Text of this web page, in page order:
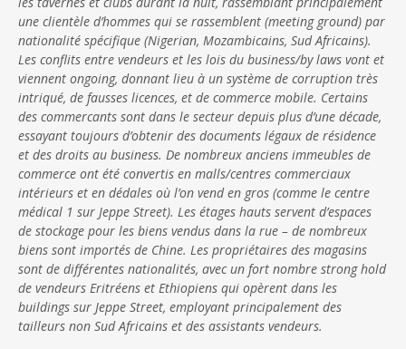
une clientèle d’hommes qui se rassemblent (meeting ground) par
nationalité spécifique (Nigerian, Mozambicains, Sud Africains).
Les conflits entre vendeurs et les lois du business/by laws vont et
viennent ongoing, donnant lieu à un système de corruption très
intriqué, de fausses licences, et de commerce mobile. Certains
des commercants sont dans le secteur depuis plus d’une décade,
essayant toujours d’obtenir des documents légaux de résidence
et des droits au business. De nombreux anciens immeubles de
commerce ont été convertis en malls/centres commerciaux
intérieurs et en dédales où l’on vend en gros (comme le centre
médical 1 sur Jeppe Street). Les étages hauts servent d’espaces
de stockage pour les biens vendus dans la rue – de nombreux
biens sont importés de Chine. Les propriétaires des magasins
sont de différentes nationalités, avec un fort nombre strong hold
de vendeurs Eritréens et Ethiopiens qui opèrent dans les
buildings sur Jeppe Street, employant principalement des
tailleurs non Sud Africains et des assistants vendeurs.